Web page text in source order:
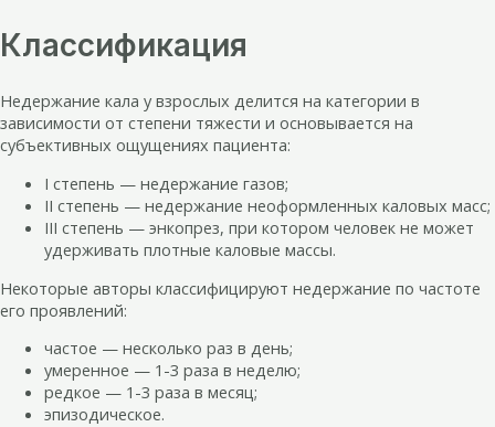
Классификация
Недержание кала у взрослых делится на категории в
зависимости от степени тяжести и основывается на
субъективных ощущениях пациента:
I степень — недержание газов;
II степень — недержание неоформленных каловых масс;
III степень — энкопрез, при котором человек не может
удерживать плотные каловые массы.
Некоторые авторы классифицируют недержание по частоте
его проявлений:
частое — несколько раз в день;
умеренное — 1-3 раза в неделю;
редкое — 1-3 раза в месяц;
эпизодическое.